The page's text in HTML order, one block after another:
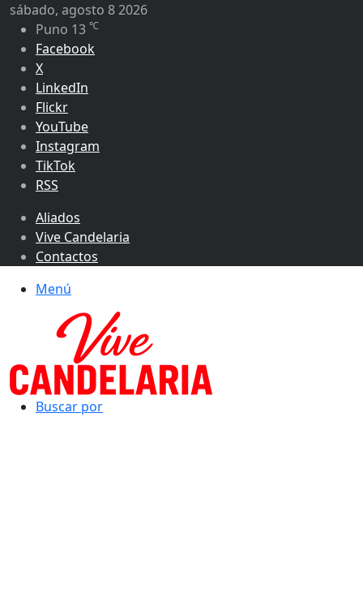
sábado, agosto 8 2026
Puno 13 ℃
Facebook
X
LinkedIn
Flickr
YouTube
Instagram
TikTok
RSS
Aliados
Vive Candelaria
Contactos
Menú
Buscar por